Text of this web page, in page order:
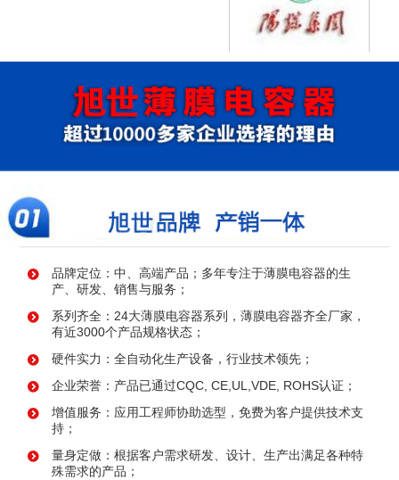
山西省阳泉市阳泉煤业集团
品牌定位：中、高端产品；多年专注于薄膜电容器的生
产、研发、销售与服务；
系列齐全：24大薄膜电容器系列，薄膜电容器齐全厂家，
有近3000个产品规格状态；
硬件实力：全自动化生产设备，行业技术领先；
企业荣誉：产品已通过CQC, CE,UL,VDE, ROHS认证；
增值服务：应用工程师协助选型，免费为客户提供技术支
持；
量身定做：根据客户需求研发、设计、生产出满足各种特
殊需求的产品；